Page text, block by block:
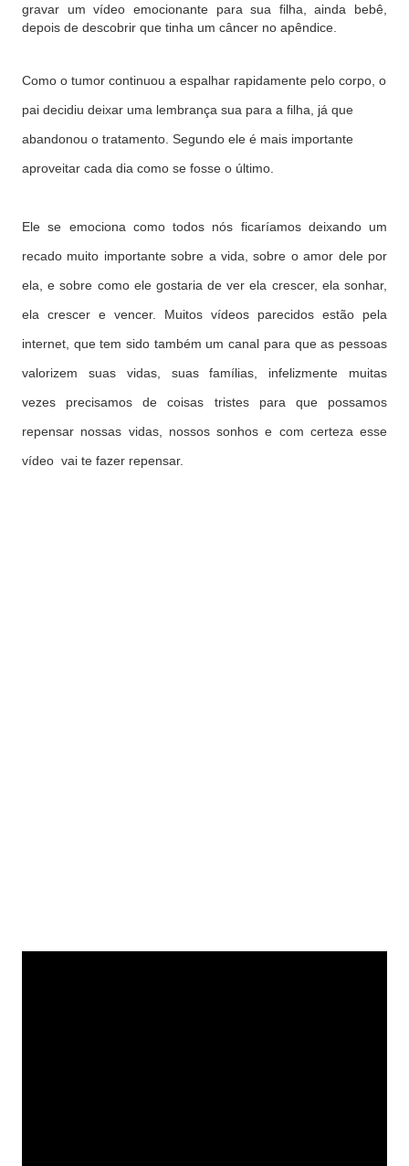
gravar um vídeo emocionante parasua filha, ainda bebê,
depois de descobrir que tinha um câncer no apêndice.
Como o tumor continuou a espalhar rapidamente pelo corpo, o
pai decidiu deixar uma lembrança sua para a filha, já que
abandonou o tratamento. Segundo ele é mais importante
aproveitar cada dia como se fosse o último.
Ele se emociona como todos nós ficaríamos deixando um
recado muito importante sobre a vida, sobre o amor dele por
ela, e sobre como ele gostaria de ver ela crescer, ela sonhar,
ela crescer e vencer. Muitos vídeos parecidos estão pela
internet, que tem sido também um canal para que as pessoas
valorizem suas vidas, suas famílias, infelizmente muitas
vezes precisamos de coisas tristes para que possamos
repensar nossas vidas, nossos sonhos e com certeza esse
vídeo vai te fazer repensar.